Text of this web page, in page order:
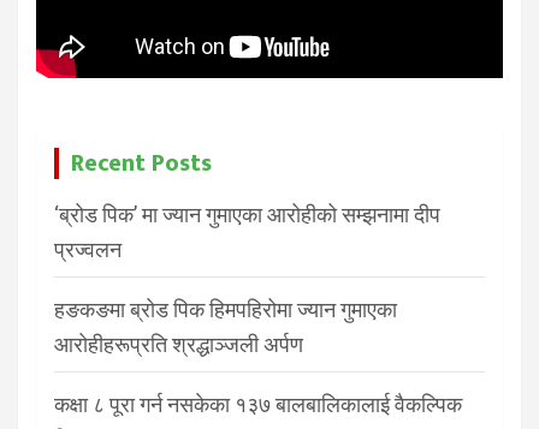
Recent Posts
‘ब्रोड पिक’ मा ज्यान गुमाएका आरोहीको सम्झनामा दीप
प्रज्वलन
हङकङमा ब्रोड पिक हिमपहिरोमा ज्यान गुमाएका
आरोहीहरूप्रति श्रद्धाञ्जली अर्पण
कक्षा ८ पूरा गर्न नसकेका १३७ बालबालिकालाई वैकल्पिक